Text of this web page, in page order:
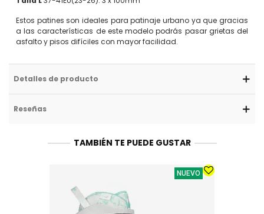
Estos patines son ideales para patinaje urbano ya que gracias
a las características de este modelo podrás pasar grietas del
asfalto y pisos difíciles con mayor facilidad.
Detalles de producto
Reseñas
TAMBIÉN TE PUEDE GUSTAR
NUEVO